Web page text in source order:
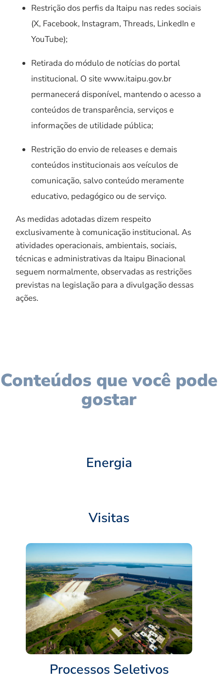
Restrição dos perfis da Itaipu nas redes sociais
(X, Facebook, Instagram, Threads, LinkedIn e
YouTube);
Retirada do módulo de notícias do portal
institucional. O site www.itaipu.gov.br
permanecerá disponível, mantendo o acesso a
conteúdos de transparência, serviços e
informações de utilidade pública;
Restrição do envio de releases e demais
conteúdos institucionais aos veículos de
comunicação, salvo conteúdo meramente
educativo, pedagógico ou de serviço.
As medidas adotadas dizem respeito
exclusivamente à comunicação institucional. As
atividades operacionais, ambientais, sociais,
técnicas e administrativas da Itaipu Binacional
seguem normalmente, observadas as restrições
previstas na legislação para a divulgação dessas
ações.
Conteúdos que você pode
gostar
Energia
Visitas
Processos Seletivos